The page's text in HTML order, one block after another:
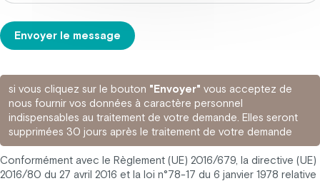
Envoyer le message
si vous cliquez sur le bouton "Envoyer" vous acceptez de
nous fournir vos données à caractère personnel
indispensables au traitement de votre demande. Elles seront
supprimées 30 jours après le traitement de votre demande
Conformément avec le Règlement (UE) 2016/679, la directive (UE)
2016/80 du 27 avril 2016 et la loi n°78-17 du 6 janvier 1978 relative